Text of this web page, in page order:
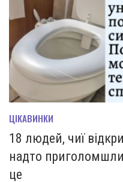
ЦІКАВИНКИ
18 людей, чиї
надто
це